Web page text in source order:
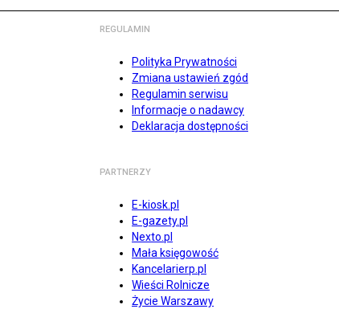
REGULAMIN
Polityka Prywatności
Zmiana ustawień zgód
Regulamin serwisu
Informacje o nadawcy
Deklaracja dostępności
PARTNERZY
E-kiosk.pl
E-gazety.pl
Nexto.pl
Mała księgowość
Kancelarierp.pl
Wieści Rolnicze
Życie Warszawy